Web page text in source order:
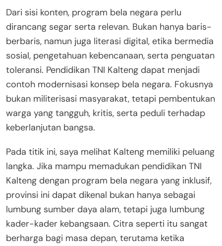
Dari sisi konten, program bela negara perlu
dirancang segar serta relevan. Bukan hanya baris-
berbaris, namun juga literasi digital, etika bermedia
sosial, pengetahuan kebencanaan, serta penguatan
toleransi. Pendidikan TNI Kalteng dapat menjadi
contoh modernisasi konsep bela negara. Fokusnya
bukan militerisasi masyarakat, tetapi pembentukan
warga yang tangguh, kritis, serta peduli terhadap
keberlanjutan bangsa.
Pada titik ini, saya melihat Kalteng memiliki peluang
langka. Jika mampu memadukan pendidikan TNI
Kalteng dengan program bela negara yang inklusif,
provinsi ini dapat dikenal bukan hanya sebagai
lumbung sumber daya alam, tetapi juga lumbung
kader-kader kebangsaan. Citra seperti itu sangat
berharga bagi masa depan, terutama ketika